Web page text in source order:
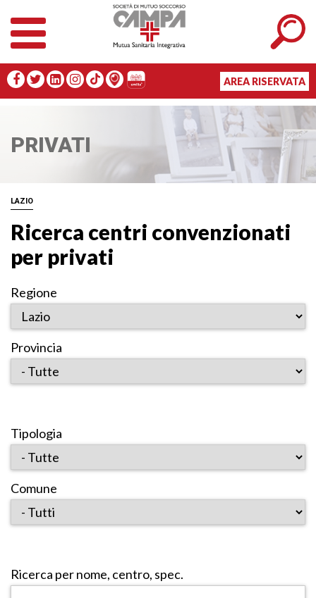
AREA RISERVATA
PRIVATI
LAZIO
Ricerca centri convenzionati
per privati
Regione
Provincia
Tipologia
Comune
Ricerca per nome, centro, spec.